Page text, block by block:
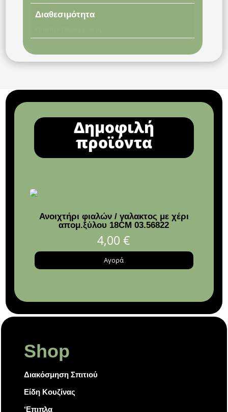
Διαθεσιμότητα
Δημοφιλή
προϊόντα
Ανοιχτήρι φιαλών / γαλακτος με χέρι
απομ.ξύλου 18CM 03.56822
4,00€
Αγορά
Shop
Διακόσμηση Σπιτιού
Είδη Κουζίνας
‘Επιπλα